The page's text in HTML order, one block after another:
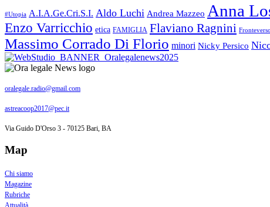
#Utopia A.I.A.Ge.Cri.S.I. Aldo Luchi Andrea Mazzeo Anna
Enzo Varricchio etica FAMIGLIA Flaviano Ragnini
Massimo Corrado Di Florio minori Nicky Persico
oralegale.radio@gmail.com
astreacoop2017@pec.it
Via Guido D'Orso 3 - 70125 Bari, BA
Map
Chi siamo
Magazine
Rubriche
Attualità